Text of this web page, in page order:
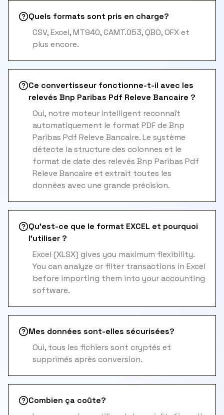
Quels formats sont pris en charge?
CSV, Excel, MT940, CAMT.053, QBO, OFX et
plus encore.
Ce convertisseur fonctionne-t-il avec les
relevés Bnp Paribas Pdf Releve Bancaire ?
Oui, notre moteur Intelligent reconnaît
automatiquement le format PDF de Bnp
Paribas Pdf Releve Bancaire. Le système
détecte la structure des colonnes et le
format de date des relevés Bnp Paribas Pdf
Releve Bancaire et extrait toutes les
données avec une grande précision.
Qu'est-ce que le format EXCEL et pourquoi
l'utiliser ?
Excel (XLSX) gives you maximum flexibility.
You can analyze or filter transactions in Excel
before importing them into your accounting
software.
Mes données sont-elles sécurisées?
Oui, tous les fichiers sont cryptés et
supprimés après conversion.
Combien ça coûte?